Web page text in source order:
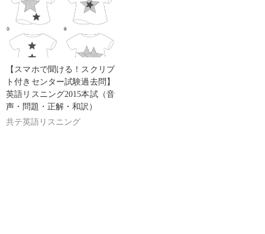
【スマホで聞ける！スクリプ
ト付きセンター試験過去問】
英語リスニング2015本試（音
声・問題・正解・和訳）
共テ英語リスニング